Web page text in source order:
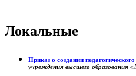
Локальные
Приказ о создании
учреждения высшего образования